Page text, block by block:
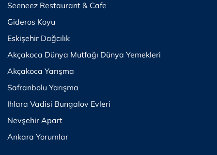
Seeneez Restaurant & Cafe
Gideros Koyu
Eskişehir Dağcılık
Akçakoca Dünya Mutfağı Dünya Yemekleri
Akçakoca Yarışma
Safranbolu Yarışma
Ihlara Vadisi Bungalov Evleri
Nevşehir Apart
Ankara Yorumlar